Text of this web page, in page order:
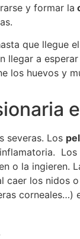
y formar la
que llegue
llegar a
los huevos y
severas. Los
o la
los nidos